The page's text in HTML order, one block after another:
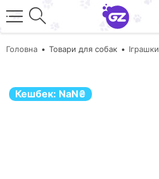
Головна Товари для собак Іграшки
Кешбек: NaN₴